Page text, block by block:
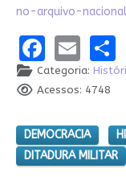
no-arquivo-
Categoria:
Acessos: 4748
DEMOCRACIA
DITADURA MILITAR